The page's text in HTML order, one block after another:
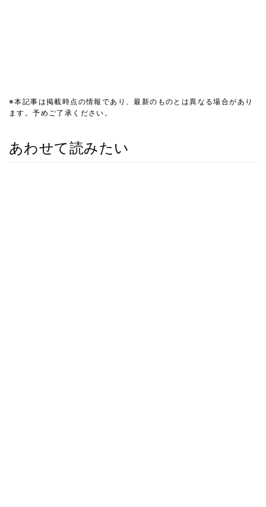
※本記事は掲載時点の情報であり、最新のものとは異なる場合があり
ます。予めご了承ください。
あわせて読みたい